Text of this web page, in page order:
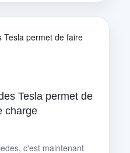
Tesla permet de
charge
c'est maintenant